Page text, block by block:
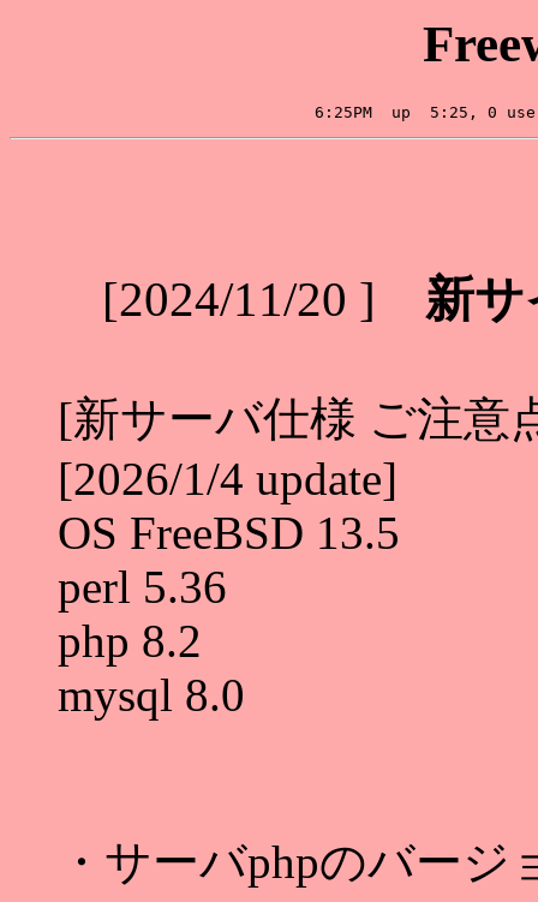
[2024/11/20 ] 新
[新サーバ仕様 ご注意
[2026/1/4 update]
OS FreeBSD 13.5
perl 5.36
php 8.2
mysql 8.0
・サーバphpのバー